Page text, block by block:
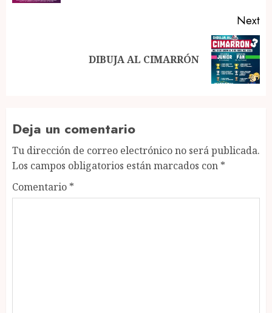
Next
DIBUJA AL CIMARRÓN
Deja un comentario
Tu dirección de correo electrónico no será publicada.
Los campos obligatorios están marcados con *
Comentario *